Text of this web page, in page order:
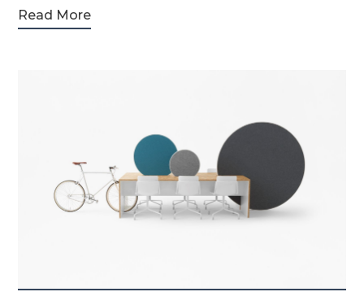
Read More